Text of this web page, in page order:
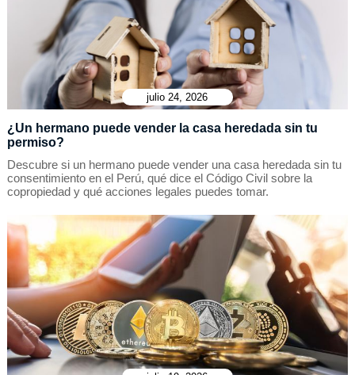
julio 24, 2026
¿Un hermano puede vender la casa heredada sin tu
permiso?
Descubre si un hermano puede vender una casa heredada sin tu
consentimiento en el Perú, qué dice el Código Civil sobre la
copropiedad y qué acciones legales puedes tomar.